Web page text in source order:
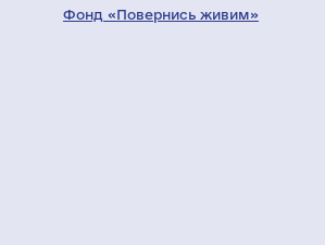
Фонд «Повернись живим»